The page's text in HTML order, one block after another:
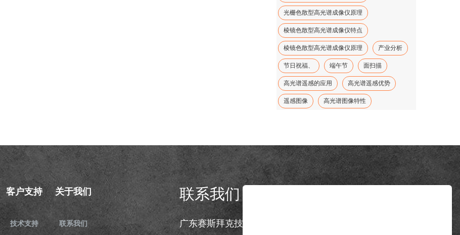
光栅色散型高光谱成像仪原理
棱镜色散型高光谱成像仪特点
棱镜色散型高光谱成像仪原理 产业分析
节日祝福、 端午节 面扫描
高光谱遥感的应用 高光谱遥感优势
遥感图像 高光谱图像特性
客户支持
技术支持
关于我们
联系我们
联系我们
广东赛斯拜克技术有限公司